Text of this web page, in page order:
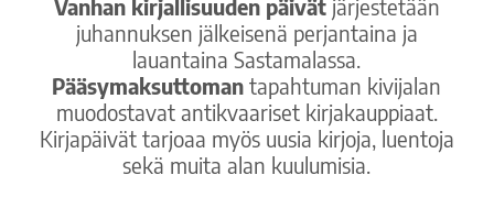
Vanhan kirjallisuuden päivätjärjestetään
juhannuksen jälkeisenä perjantaina ja
lauantaina Sastamalassa.
Pääsymaksuttoman tapahtuman kivijalan
muodostavat antikvaariset kirjakauppiaat.
Kirjapäivät tarjoaa myös uusia kirjoja, luentoja
sekä muita alan kuulumisia.